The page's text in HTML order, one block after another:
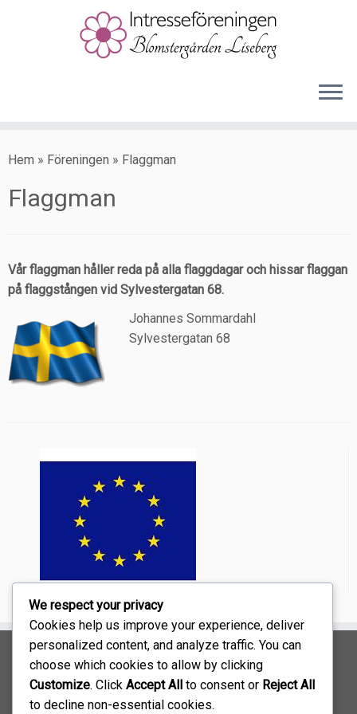
tillHem » Föreningen » Flaggman
Flaggman
Vår flaggman håller reda på alla flaggdagar och hissar flaggan
på flaggstången vid Sylvestergatan 68.
Johannes Sommardahl
Sylvestergatan 68
Kontakta oss via mail:
Styrelsen: kontakt@ibl-blomsterfonden.se
Webbredaktören:redaktor@ibl-blomsterfonden.se
We respect your privacy
Cookies help us improve your experience, deliver
personalized content, and analyze traffic. You can
choose which cookies to allow by clicking
Customize. Click Accept All to consent or Reject All
to decline non-essential cookies.